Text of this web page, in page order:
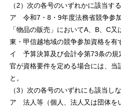
（2）次の各号のいずれかに該当す
ア 令和7・8・9年度法務省競争参
「物品の販売」においてA、B、C
東・甲信越地域の競争参加資格を有
イ 予算決算及び会計令第73条の規
官が資格要件を定める場合には、当
と。
（3）次の各号のいずれにも該当し
ア 法人等（個人、法人又は団体を